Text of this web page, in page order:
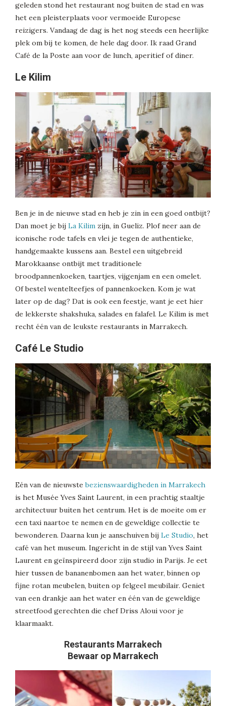
geleden stond het restaurant nog buiten de stad en was
het een pleisterplaats voor vermoeide Europese
reizigers. Vandaag de dag is het nog steeds een heerlijke
plek om bij te komen, de hele dag door. Ik raad Grand
Café de la Poste aan voor de lunch, aperitief of diner.
Le Kilim
Ben je in de nieuwe stad en heb je zin in een goed ontbijt?
Dan moet je bij La Kilim zijn, in Gueliz. Plof neer aan de
iconische rode tafels en vlei je tegen de authentieke,
handgemaakte kussens aan. Bestel een uitgebreid
Marokkaanse ontbijt met traditionele
broodpannenkoeken, taartjes, vijgenjam en een omelet.
Of bestel wentelteefjes of pannenkoeken. Kom je wat
later op de dag? Dat is ook een feestje, want je eet hier
de lekkerste shakshuka, salades en falafel. Le Kilim is met
recht één van de leukste restaurants in Marrakech.
Café Le Studio
Eén van de nieuwstebezienswaardigheden in Marrakech
is het Musée Yves Saint Laurent, in een prachtig staaltje
architectuur buiten het centrum. Het is de moeite om er
een taxi naartoe te nemen en de geweldige collectie te
bewonderen. Daarna kun je aanschuiven bij Le Studio, het
café van het museum. Ingericht in de stijl van Yves Saint
Laurent en geïnspireerd door zijn studio in Parijs. Je eet
hier tussen de bananenbomen aan het water, binnen op
fijne rotan meubelen, buiten op felgeel meubilair. Geniet
van een drankje aan het water en één van de geweldige
streetfood gerechten die chef Driss Aloui voor je
klaarmaakt.
Restaurants Marrakech
Bewaar op Marrakech